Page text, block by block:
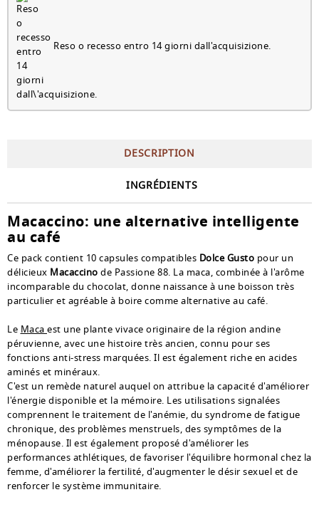
Reso o recesso entro 14 giorni dall'acquisizione.
DESCRIPTION
INGRÉDIENTS
Macaccino: une alternative intelligente
au café
Ce pack contient 10 capsules compatibles Dolce Gusto pour un
délicieux Macaccino de Passione 88. La maca, combinée à l'arôme
incomparable du chocolat, donne naissance à une boisson très
particulier et agréable à boire comme alternative au café.
Le Maca est une plante vivace originaire de la région andine
péruvienne, avec une histoire très ancien, connu pour ses
fonctions anti-stress marquées. Il est également riche en acides
aminés et minéraux.
C'est un remède naturel auquel on attribue la capacité d'améliorer
l'énergie disponible et la mémoire. Les utilisations signalées
comprennent le traitement de l'anémie, du syndrome de fatigue
chronique, des problèmes menstruels, des symptômes de la
ménopause. Il est également proposé d'améliorer les
performances athlétiques, de favoriser l'équilibre hormonal chez la
femme, d'améliorer la fertilité, d'augmenter le désir sexuel et de
renforcer le système immunitaire.